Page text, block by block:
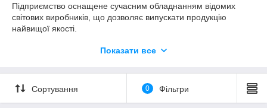
Підприємство оснащене сучасним обладнанням відомих
світових виробників, що дозволяє випускати продукцію
найвищої якості.
вимогам стандарту ДСТУ ISO 9001-2001.
Основные приоритеты работы ЗЗЦМ: постоянное
совершенствование технологий и обновление
производственного оборудования, расширение
номенклатуры выпускаемой продукции, обеспечение
Показати все
Сортування 0 Фільтри